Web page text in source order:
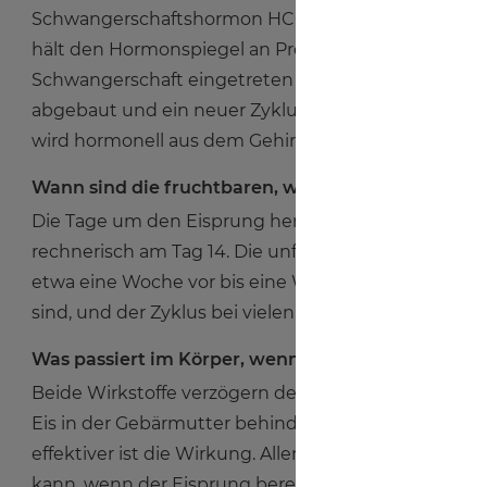
Schwangerschaftshormon HCG ab, das bei einem
hält den Hormonspiegel an Progesteron hoch.
Schwangerschaft eingetreten ist, wird die
abgebaut und ein neuer Zyklus beginnt. Eine
wird hormonell aus dem Gehirn gesteuert.
Wann sind die fruchtbaren, wann die
Die Tage um den Eisprung herum sind die
rechnerisch am Tag 14. Die unfruchtbaren Tage
etwa eine Woche vor bis eine Woche nach der
sind, und der Zyklus bei vielen Frauen sehr
Was passiert im Körper, wenn man die Pille-
Beide Wirkstoffe verzögern den Eisprung
Eis in der Gebärmutter behindert. Je näher der
effektiver ist die Wirkung. Allerdings muss